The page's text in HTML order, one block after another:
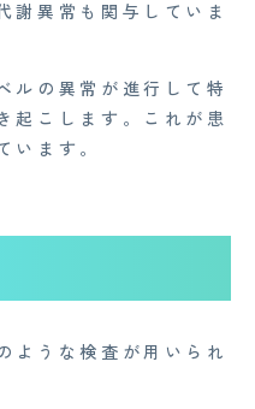
謝異常も関与していま
ルの異常が進行して特
起こします。これが患
います。
ような検査が用いられ